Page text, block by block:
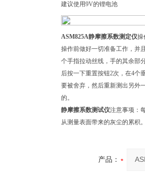
建议使用9V的锂电池
ASM825A静摩擦系数测定仪操
操作前做好一切准备工作，并
个手指拉动丝线，手的其余部
后按一下重置按钮2次，在4个
要被舍弃，然后重新测出另外
的。
静摩擦系数测试仪注意事项：
从测量表面带来的灰尘的累积
产品：